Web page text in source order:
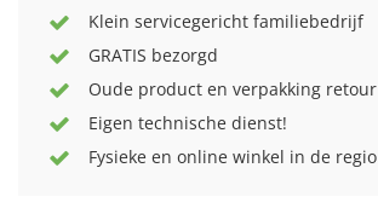
Klein servicegericht familiebedrijf
GRATIS bezorgd
Oude product en verpakking retour
Eigen technische dienst!
Fysieke en online winkel in de regio